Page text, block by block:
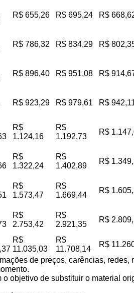
R$ 655,26 R$ 695,24 R$
R$ 786,32 R$ 834,29 R$
R$ 896,40 R$ 951,08 R$
R$ 923,29 R$ 979,61 R$
R$
1.124,16
R$
1.192,73
R$
R$
1.322,24
R$
1.402,89
R$
R$
1.573,47
R$
1.669,44
R$
R$
2.753,42
R$
2.921,35
R$
R$
11.035,03
R$
11.708,14
R$
de preços, carências,
o objetivo de substituir o material